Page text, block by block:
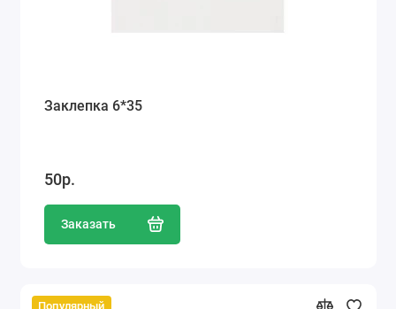
Заклепка 6*35
50р.
Заказать
Популярный